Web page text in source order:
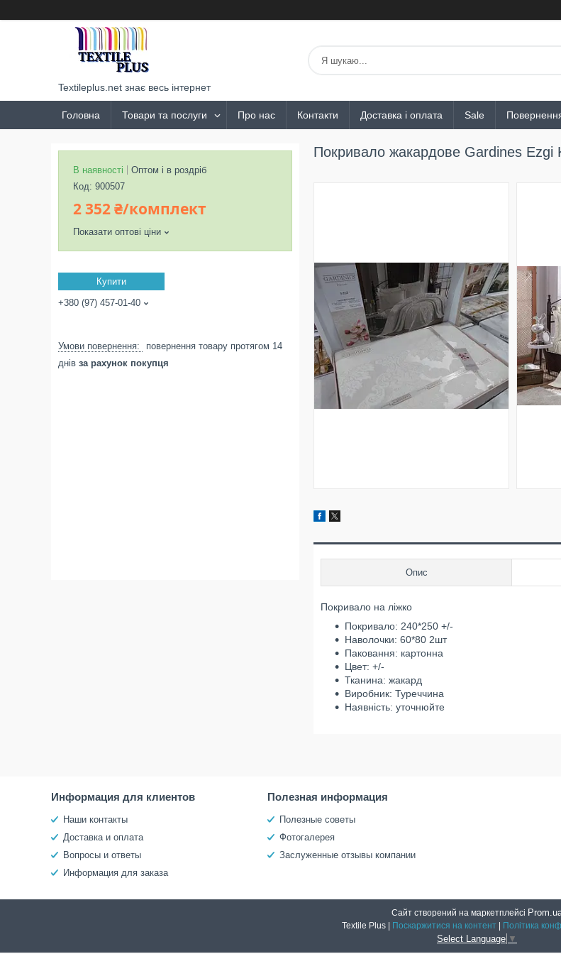
Textileplus.net знає весь інтернет
Головна Товари та послуги Про нас Контакти Доставка і оплата Sale
Покривало жакардове Gardines Ezgi
Опис
Покривало на ліжко
Покривало: 240*250 +/-
Наволочки: 60*80 2шт
Паковання: картонна
Цвет: +/-
Тканина: жакард
Виробник: Туреччина
Наявність: уточнюйте
В наявності
Оптом і в роздріб
Код: 900507
2 352 ₴/комплект
Показати оптові ціни
Купити
+380 (97) 457-01-40
повернення товару протягом 14
днів за рахунок покупця
Информация для клиентов
Наши контакты
Доставка и оплата
Вопросы и ответы
Информация для заказа
Полезная информация
Полезные советы
Фотогалерея
Заслуженные отзывы компании
Сайт створений на маркетплейсі
Поскаржитися на контент Політика
Select Language ▼